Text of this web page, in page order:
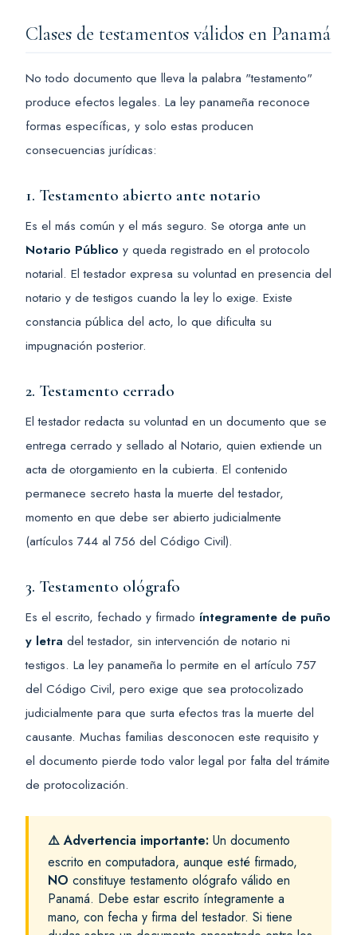
Clases de testamentos válidos en Panamá
No todo documento que lleva la palabra "testamento"
produce efectos legales. La ley panameña reconoce
formas específicas, y solo estas producen
consecuencias jurídicas:
1. Testamento abierto ante notario
Es el más común y el más seguro. Se otorga ante un
Notario Público y queda registrado en el protocolo
notarial. El testador expresa su voluntad en presencia del
notario y de testigos cuando la ley lo exige. Existe
constancia pública del acto, lo que dificulta su
impugnación posterior.
2. Testamento cerrado
El testador redacta su voluntad en un documento que se
entrega cerrado y sellado al Notario, quien extiende un
acta de otorgamiento en la cubierta. El contenido
permanece secreto hasta la muerte del testador,
momento en que debe ser abierto judicialmente
(artículos 744 al 756 del Código Civil).
3. Testamento ológrafo
Es el escrito, fechado y firmado íntegramente de puño
y letra del testador, sin intervención de notario ni
testigos. La ley panameña lo permite en el artículo 757
del Código Civil, pero exige que sea protocolizado
judicialmente para que surta efectos tras la muerte del
causante. Muchas familias desconocen este requisito y
el documento pierde todo valor legal por falta del trámite
de protocolización.
⚠️ Advertencia importante: Un documento
escrito en computadora, aunque esté firmado,
NO constituye testamento ológrafo válido en
Panamá. Debe estar escrito íntegramente a
mano, con fecha y firma del testador. Si tiene